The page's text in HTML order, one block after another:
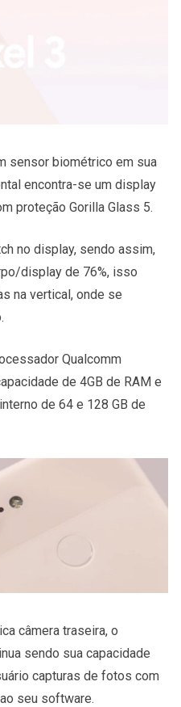
sensor biométrico em sua
encontra-se um display
proteção Gorilla Glass 5.
no display, sendo assim,
display de 76%, isso
na vertical, onde se
Qualcomm
de 4GB de RAM e
de 64 e 128 GB de
câmera traseira, o
sendo sua capacidade
capturas de fotos com
seu software.